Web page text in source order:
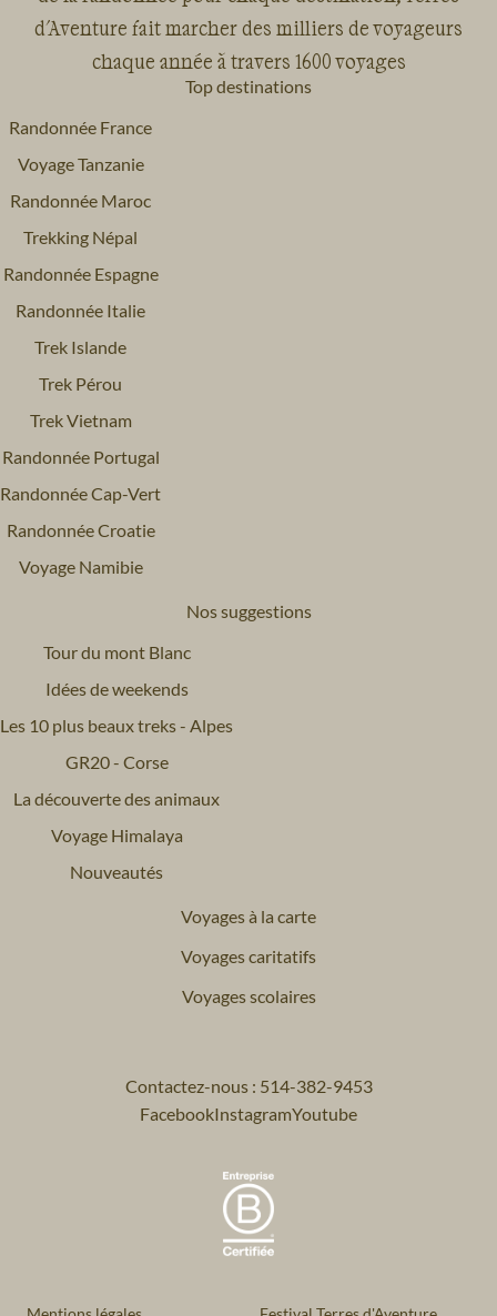
d'Aventure fait marcher des milliers de voyageurs
chaque année à travers 1600 voyages
Top destinations
Randonnée France
Voyage Tanzanie
Randonnée Maroc
Trekking Népal
Randonnée Espagne
Randonnée Italie
Trek Islande
Trek Pérou
Trek Vietnam
Randonnée Portugal
Randonnée Cap-Vert
Randonnée Croatie
Voyage Namibie
Nos suggestions
Tour du mont Blanc
Idées de weekends
Les 10 plus beaux treks - Alpes
GR20 - Corse
La découverte des animaux
Voyage Himalaya
Nouveautés
Voyages à la carte
Voyages caritatifs
Voyages scolaires
Contactez-nous : 514-382-9453
FacebookInstagramYoutube